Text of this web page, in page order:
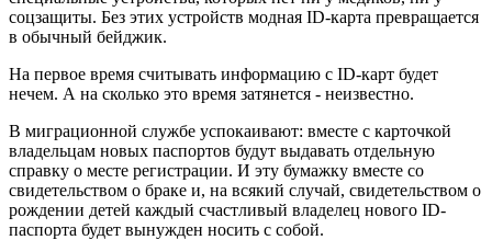
соцзащиты. Без этих устройств модная ID-карта превращается
в обычный бейджик.
На первое время считывать информацию с ID-карт будет
нечем. А на сколько это время затянется - неизвестно.
В миграционной службе успокаивают: вместе с карточкой
владельцам новых паспортов будут выдавать отдельную
справку о месте регистрации. И эту бумажку вместе со
свидетельством о браке и, на всякий случай, свидетельством о
рождении детей каждый счастливый владелец нового ID-
паспорта будет вынужден носить с собой.